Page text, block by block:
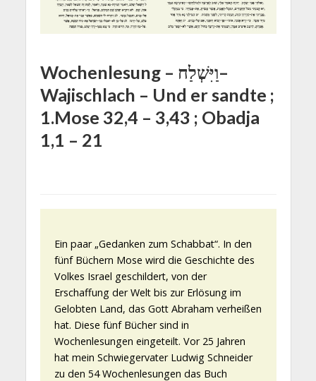
Wochenlesung – וַיִּשְׁלַח–
Wajischlach – Und er sandte ;
1.Mose 32,4 – 3,43 ; Obadja
1,1 – 21
Ein paar „Gedanken zum Schabbat“. In den
fünf Büchern Mose wird die Geschichte des
Volkes Israel geschildert, von der
Erschaffung der Welt bis zur Erlösung im
Gelobten Land, das Gott Abraham verheißen
hat. Diese fünf Bücher sind in
Wochenlesungen eingeteilt. Vor 25 Jahren
hat mein Schwiegervater Ludwig Schneider
zu den 54 Wochenlesungen das Buch